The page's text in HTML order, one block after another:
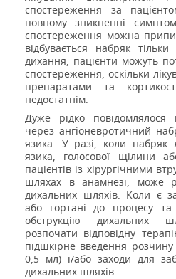
спостереження за
повному зникненні
спостереження можна
відбувається набряк
дихання, пацієнти можуть
спостереження, оскільки
препаратами та
недостатнім.
Дуже рідко повідомлялося
через ангіоневротичний
язика. У разі, коли набряк
язика, голосової щілини
пацієнтів із хірургічними
шляхах в анамнезі, може
дихальних шляхів. Коли є
або гортані до процесу
обструкцію дихальних
розпочати відповідну
підшкірне введення
0,5 мл) і/або заходи для
дихальних шляхів.